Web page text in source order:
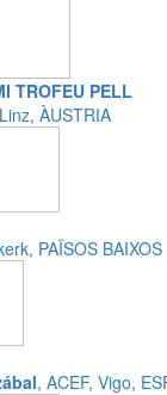
TROFEU PELL
ÀUSTRIA
PAÏSOS BAIXOS
, ACEF, Vigo,